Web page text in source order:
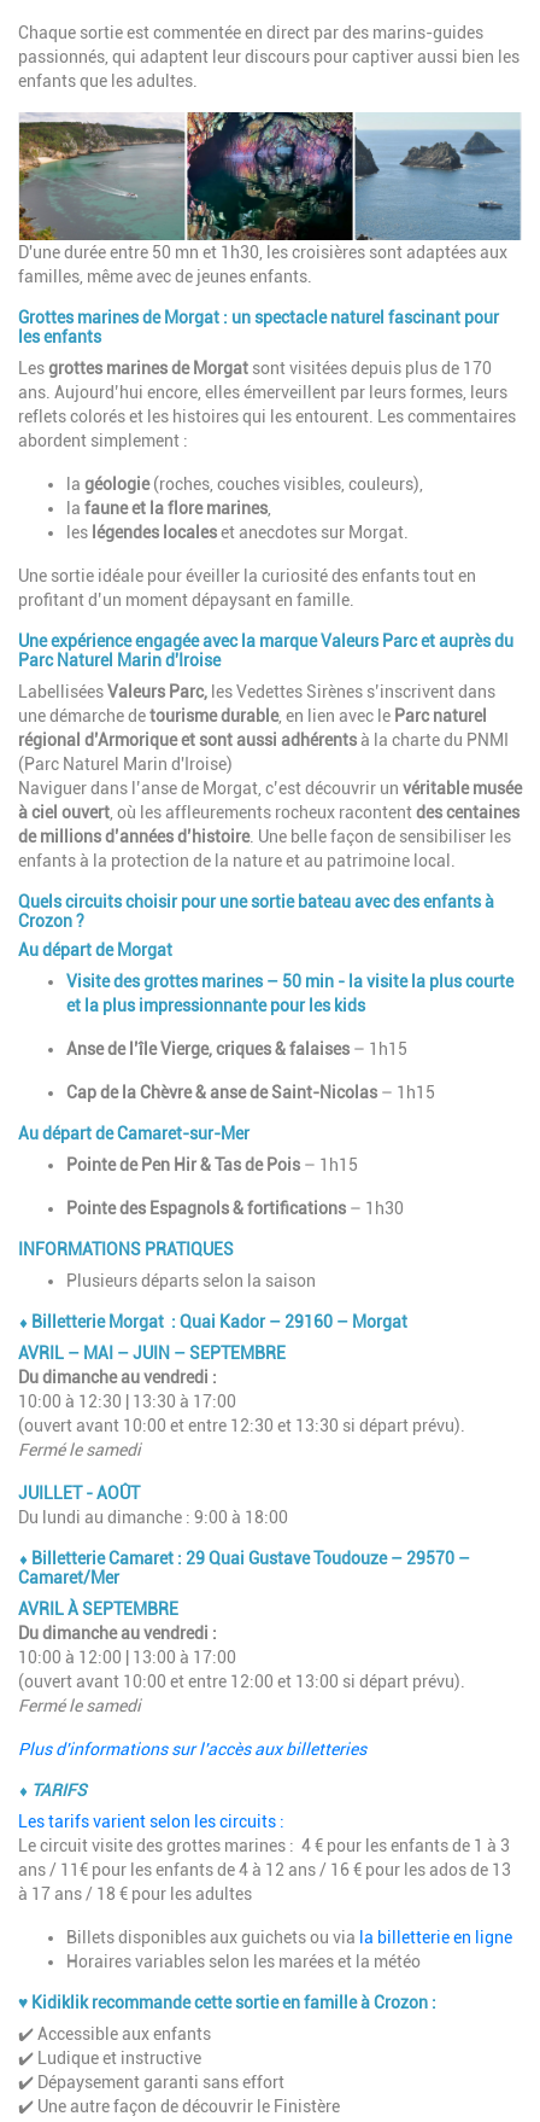
Chaque sortie est commentée en direct par des marins-guides
passionnés, qui adaptent leur discours pour captiver aussi bien les
enfants que les adultes.
D'une durée entre 50 mn et 1h30, les croisières sont adaptées aux
familles, même avec de jeunes enfants.
Grottes marines de Morgat : un spectacle naturel fascinant pour
les enfants
Lesgrottes marines de Morgat sont visitées depuis plus de 170
ans. Aujourd’hui encore, elles émerveillent par leurs formes, leurs
reflets colorés et les histoires qui les entourent. Les commentaires
abordent simplement :
la géologie(roches, couches visibles, couleurs),
la faune et la flore marines,
les légendes localeset anecdotes sur Morgat.
Une sortie idéale pour éveiller la curiosité des enfants tout en
profitant d’un moment dépaysant en famille.
Une expérience engagée avec la marque Valeurs Parc et auprès du
Parc Naturel Marin d'Iroise
LabelliséesValeurs Parc, les Vedettes Sirènes s’inscrivent dans
une démarche detourisme durable, en lien avec le Parc naturel
régional d’Armorique et sont aussi adhérentsà la charte du PNMI
(Parc Naturel Marin d'Iroise)
Naviguer dans l’anse de Morgat, c’est découvrir un véritable musée
à ciel ouvert, où les affleurements rocheux racontentdes centaines
de millions d’années d’histoire. Une belle façon de sensibiliser les
enfants à la protection de la nature et au patrimoine local.
Quels circuits choisir pour une sortie bateau avec des enfants à
Crozon ?
Au départ de Morgat
Visite des grottes marines– 50 min - la visite la plus courte
et la plus impressionnante pour les kids
Anse de l’île Vierge, criques & falaises – 1h15
Cap de la Chèvre & anse de Saint-Nicolas – 1h15
Au départ de Camaret-sur-Mer
Pointe de Pen Hir & Tas de Pois – 1h15
Pointe des Espagnols & fortifications – 1h30
INFORMATIONS PRATIQUES
Plusieurs départs selon la saison
⬧ Billetterie Morgat : Quai Kador – 29160 – Morgat
AVRIL – MAI – JUIN – SEPTEMBRE
Du dimanche au vendredi :
10:00 à 12:30 | 13:30 à 17:00
(ouvert avant 10:00 et entre 12:30 et 13:30 si départ prévu).
Fermé le samedi
JUILLET - AOÛT
Du lundi au dimanche : 9:00 à 18:00
⬧ Billetterie Camaret : 29 Quai Gustave Toudouze – 29570 –
Camaret/Mer
AVRIL À SEPTEMBRE
Du dimanche au vendredi :
10:00 à 12:00 | 13:00 à 17:00
(ouvert avant 10:00 et entre 12:00 et 13:00 si départ prévu).
Fermé le samedi
Plus d'informations sur l'accès aux billetteries
⬧ TARIFS
Les tarifs varient selon les circuits :
Le circuit visite des grottes marines : 4 € pour les enfants de 1 à 3
ans / 11€ pour les enfants de 4 à 12 ans / 16 € pour les ados de 13
à 17 ans / 18 € pour les adultes
Billets disponibles aux guichets ou via la billetterie en ligne
Horaires variables selon les marées et la météo
♥ Kidiklik recommande cette sortie en famille à Crozon :
✔️ Accessible aux enfants
✔️ Ludique et instructive
✔️ Dépaysement garanti sans effort
✔️ Une autre façon de découvrir le Finistère